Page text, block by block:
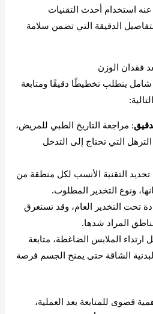
استخدام أحدث التقنيات
الدقيقة التي تضمن سلامة
فقدان الوزن
يتطلب تخطيطًا دقيقًا ومتابعة
: مراجعة التاريخ الطبي للمريض،
التي تحتاج إلى التدخل
تحديد التقنية الأنسب لكل منطقة من
ونوع التخدير المطلوب.
تحت التخدير العام، وقد تستغرق
المراد شدها.
ارتداء الملابس الضاغطة، متابعة
الشاقة حتى يمنح الجسم فرصة
قصوى للمتابعة بعد العملية،